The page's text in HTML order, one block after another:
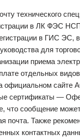
технического
в ЛК ФЭС
в ГИС ЭС,
для
приема
отдельных
официальном сайте
сертификаты —
что сообщение
почта. Также
контактных